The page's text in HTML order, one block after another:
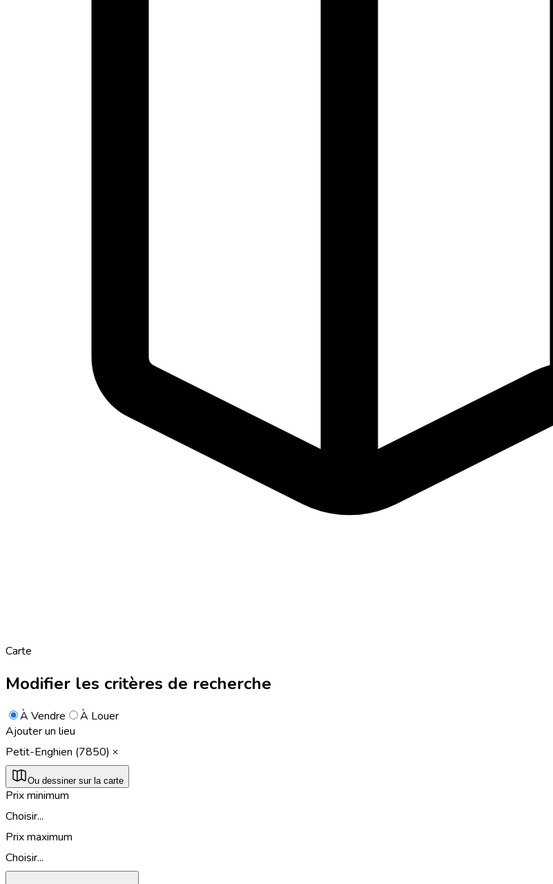
Carte
Modifier les critères de recherche
À Vendre
À Louer
Ajouter un lieu
Petit-Enghien (7850)
Ou dessiner sur la carte
Prix minimum
Choisir...
Prix maximum
Choisir...